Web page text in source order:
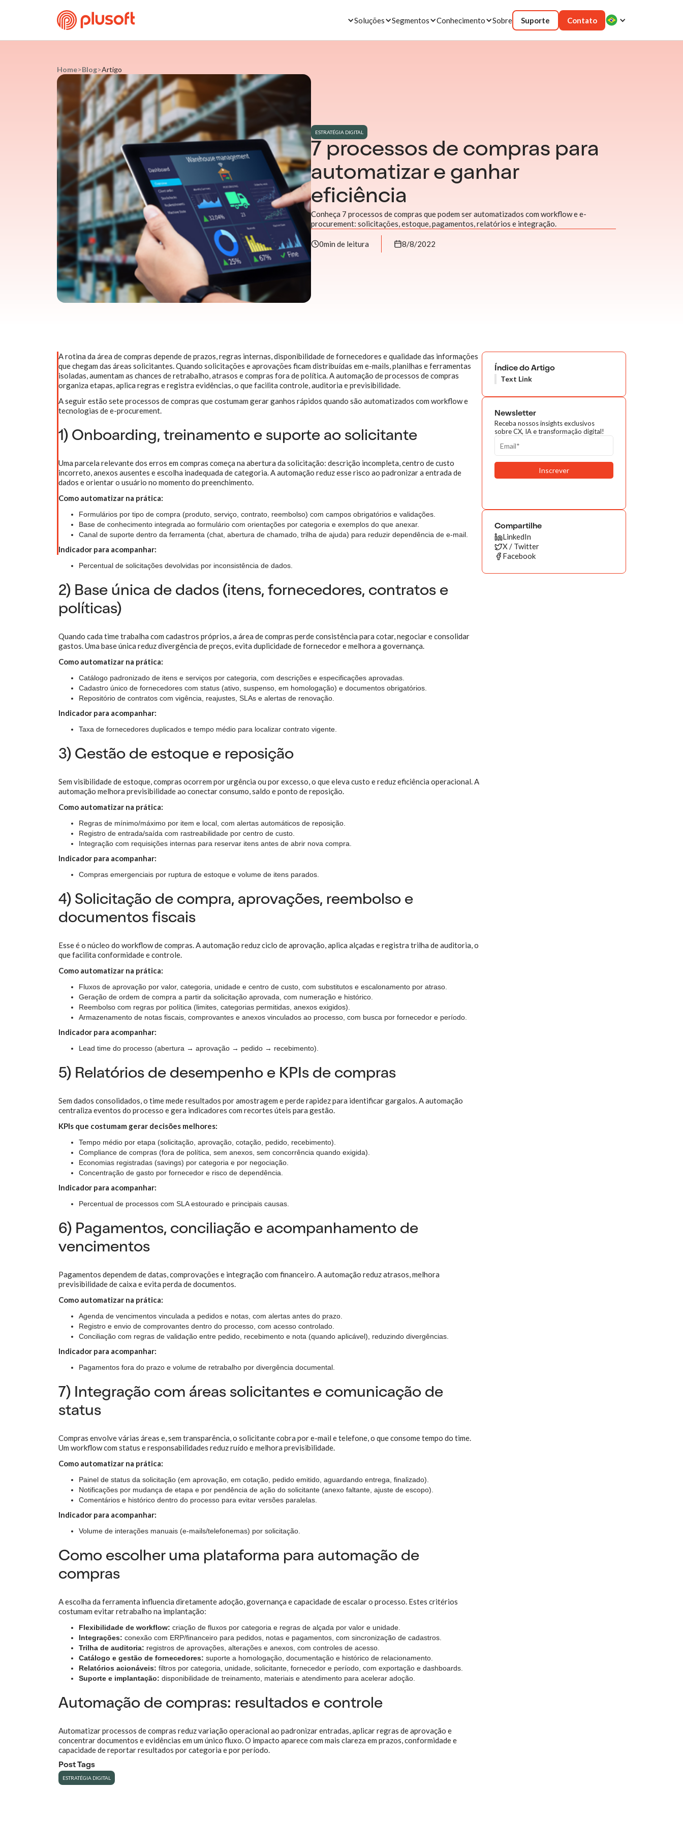
Soluções Segmentos Conhecimento Sobre Suporte Contato
Home>Blog>Artigo
ESTRATÉGIA DIGITAL
7 processos de compras para
automatizar e ganhar
eficiência
Conheça 7 processos de compras que podem ser automatizados com workflow e e-
procurement: solicitações, estoque, pagamentos, relatórios e integração.
0min de leitura 8/8/2022
A rotina da área de compras depende de prazos, regras internas, disponibilidade de fornecedores e qualidade das informações
que chegam das áreas solicitantes. Quando solicitações e aprovações ficam distribuídas em e-mails, planilhas e ferramentas
isoladas, aumentam as chances de retrabalho, atrasos e compras fora de política. A automação de processos de compras
organiza etapas, aplica regras e registra evidências, o que facilita controle, auditoria e previsibilidade.
A seguir estão sete processos de compras que costumam gerar ganhos rápidos quando são automatizados com workflow e
tecnologias de e-procurement.
1) Onboarding, treinamento e suporte ao solicitante
Uma parcela relevante dos erros em compras começa na abertura da solicitação: descrição incompleta, centro de custo
incorreto, anexos ausentes e escolha inadequada de categoria. A automação reduz esse risco ao padronizar a entrada de
dados e orientar o usuário no momento do preenchimento.
Como automatizar na prática:
Formulários por tipo de compra (produto, serviço, contrato, reembolso) com campos obrigatórios e validações.
Base de conhecimento integrada ao formulário com orientações por categoria e exemplos do que anexar.
Canal de suporte dentro da ferramenta (chat, abertura de chamado, trilha de ajuda) para reduzir dependência de e-mail.
Indicador para acompanhar:
Percentual de solicitações devolvidas por inconsistência de dados.
2) Base única de dados (itens, fornecedores, contratos e
políticas)
Quando cada time trabalha com cadastros próprios, a área de compras perde consistência para cotar, negociar e consolidar
gastos. Uma base única reduz divergência de preços, evita duplicidade de fornecedor e melhora a governança.
Como automatizar na prática:
Catálogo padronizado de itens e serviços por categoria, com descrições e especificações aprovadas.
Cadastro único de fornecedores com status (ativo, suspenso, em homologação) e documentos obrigatórios.
Repositório de contratos com vigência, reajustes, SLAs e alertas de renovação.
Indicador para acompanhar:
Taxa de fornecedores duplicados e tempo médio para localizar contrato vigente.
3) Gestão de estoque e reposição
Sem visibilidade de estoque, compras ocorrem por urgência ou por excesso, o que eleva custo e reduz eficiência operacional. A
automação melhora previsibilidade ao conectar consumo, saldo e ponto de reposição.
Como automatizar na prática:
Regras de mínimo/máximo por item e local, com alertas automáticos de reposição.
Registro de entrada/saída com rastreabilidade por centro de custo.
Integração com requisições internas para reservar itens antes de abrir nova compra.
Indicador para acompanhar:
Compras emergenciais por ruptura de estoque e volume de itens parados.
4) Solicitação de compra, aprovações, reembolso e
documentos fiscais
Esse é o núcleo do workflow de compras. A automação reduz ciclo de aprovação, aplica alçadas e registra trilha de auditoria, o
que facilita conformidade e controle.
Como automatizar na prática:
Fluxos de aprovação por valor, categoria, unidade e centro de custo, com substitutos e escalonamento por atraso.
Geração de ordem de compra a partir da solicitação aprovada, com numeração e histórico.
Reembolso com regras por política (limites, categorias permitidas, anexos exigidos).
Armazenamento de notas fiscais, comprovantes e anexos vinculados ao processo, com busca por fornecedor e período.
Indicador para acompanhar:
Lead time do processo (abertura → aprovação → pedido → recebimento).
5) Relatórios de desempenho e KPIs de compras
Sem dados consolidados, o time mede resultados por amostragem e perde rapidez para identificar gargalos. A automação
centraliza eventos do processo e gera indicadores com recortes úteis para gestão.
KPIs que costumam gerar decisões melhores:
Tempo médio por etapa (solicitação, aprovação, cotação, pedido, recebimento).
Compliance de compras (fora de política, sem anexos, sem concorrência quando exigida).
Economias registradas (savings) por categoria e por negociação.
Concentração de gasto por fornecedor e risco de dependência.
Indicador para acompanhar:
Percentual de processos com SLA estourado e principais causas.
6) Pagamentos, conciliação e acompanhamento de
vencimentos
Pagamentos dependem de datas, comprovações e integração com financeiro. A automação reduz atrasos, melhora
previsibilidade de caixa e evita perda de documentos.
Como automatizar na prática:
Agenda de vencimentos vinculada a pedidos e notas, com alertas antes do prazo.
Registro e envio de comprovantes dentro do processo, com acesso controlado.
Conciliação com regras de validação entre pedido, recebimento e nota (quando aplicável), reduzindo divergências.
Indicador para acompanhar:
Pagamentos fora do prazo e volume de retrabalho por divergência documental.
7) Integração com áreas solicitantes e comunicação de
status
Compras envolve várias áreas e, sem transparência, o solicitante cobra por e-mail e telefone, o que consome tempo do time.
Um workflow com status e responsabilidades reduz ruído e melhora previsibilidade.
Como automatizar na prática:
Painel de status da solicitação (em aprovação, em cotação, pedido emitido, aguardando entrega, finalizado).
Notificações por mudança de etapa e por pendência de ação do solicitante (anexo faltante, ajuste de escopo).
Comentários e histórico dentro do processo para evitar versões paralelas.
Indicador para acompanhar:
Volume de interações manuais (e-mails/telefonemas) por solicitação.
Como escolher uma plataforma para automação de
compras
A escolha da ferramenta influencia diretamente adoção, governança e capacidade de escalar o processo. Estes critérios
costumam evitar retrabalho na implantação:
Flexibilidade de workflow: criação de fluxos por categoria e regras de alçada por valor e unidade.
Integrações: conexão com ERP/financeiro para pedidos, notas e pagamentos, com sincronização de cadastros.
Trilha de auditoria: registros de aprovações, alterações e anexos, com controles de acesso.
Catálogo e gestão de fornecedores: suporte a homologação, documentação e histórico de relacionamento.
Relatórios acionáveis: filtros por categoria, unidade, solicitante, fornecedor e período, com exportação e dashboards.
Suporte e implantação: disponibilidade de treinamento, materiais e atendimento para acelerar adoção.
Automação de compras: resultados e controle
Automatizar processos de compras reduz variação operacional ao padronizar entradas, aplicar regras de aprovação e
concentrar documentos e evidências em um único fluxo. O impacto aparece com mais clareza em prazos, conformidade e
capacidade de reportar resultados por categoria e por período.
Post Tags
ESTRATÉGIA DIGITAL
Índice do Artigo
Text Link
Newsletter
Receba nossos insights exclusivos
sobre CX, IA e transformação digital!
Compartilhe
LinkedIn
X / Twitter
Facebook